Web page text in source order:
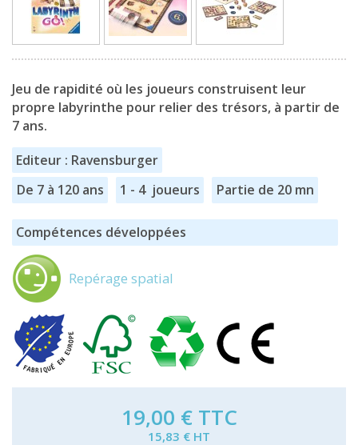
Jeu de rapidité où les joueurs construisent leur
propre labyrinthe pour relier des trésors, à partir de
7 ans.
Editeur : Ravensburger
De 7 à 120 ans
1 - 4 joueurs Partie de 20 mn
Compétences développées
Repérage spatial
19,00 € TTC
15,83 € HT